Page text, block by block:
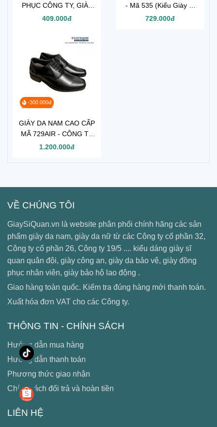
PHỤC CÔNG TY, GIÀY
TÂY CHO NHÂN VIÊN
409.000đ
- Mã 535 (Kiểu Giày Sĩ
Quan Cấp Tướng đế
729.000đ
-300.000đ
GIÀY DA NAM CAO CẤP
MÃ 729AIR - CÔNG TY
CỔ PHẦN 32
1.200.000đ
VỀ CHÚNG TÔI
GiaySiQuan.vn là website phân phối chính hãng các sản
phẩm giày da nam, giày da nữ từ các Công ty cổ phần 32,
Công ty cổ phần 26, Công ty 19/5 .... kiểu dáng giày sĩ
quan quân đội, giày công an, giày da bảo vệ, giày đồng
phục nhân viên, giày bảo hộ lao động .
Giao hàng toàn quốc. Kiểm tra đúng hàng mới thanh toán.
Xuất hóa đơn VAT cho các Công ty.
THÔNG TIN - CHÍNH SÁCH
Hướng dẫn mua hàng
Hướng dẫn thanh toán
Phương thức giao nhận
Chính sách đổi trả và hoàn tiền
LIÊN HỆ